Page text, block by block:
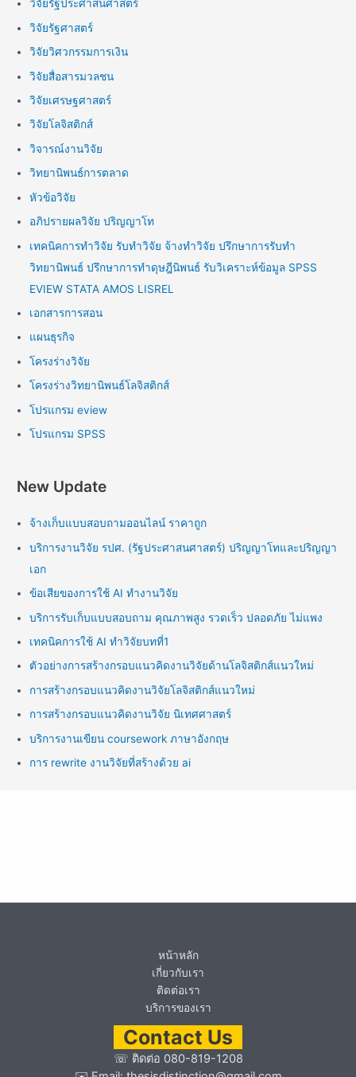
วิจัยรัฐประศาสนศาสตร์
วิจัยรัฐศาสตร์
วิจัยวิศวกรรมการเงิน
วิจัยสื่อสารมวลชน
วิจัยเศรษฐศาสตร์
วิจัยโลจิสติกส์
วิจารณ์งานวิจัย
วิทยานิพนธ์การตลาด
หัวข้อวิจัย
อภิปรายผลวิจัย ปริญญาโท
เทคนิคการทำวิจัย รับทำวิจัย จ้างทำวิจัย ปรึกษาการรับทำ
วิทยานิพนธ์ ปรึกษาการทำดุษฎีนิพนธ์ รับวิเคราะห์ข้อมูล SPSS
EVIEW STATA AMOS LISREL
เอกสารการสอน
แผนธุรกิจ
โครงร่างวิจัย
โครงร่างวิทยานิพนธ์โลจิสติกส์
โปรแกรม eview
โปรแกรม SPSS
New Update
จ้างเก็บแบบสอบถามออนไลน์ ราคาถูก
บริการงานวิจัย รปศ. (รัฐประศาสนศาสตร์) ปริญญาโทและปริญญา
เอก
ข้อเสียของการใช้ AI ทำงานวิจัย
บริการรับเก็บแบบสอบถาม คุณภาพสูง รวดเร็ว ปลอดภัย ไม่แพง
เทคนิคการใช้ AI ทำวิจัยบทที่1
ตัวอย่างการสร้างกรอบแนวคิดงานวิจัยด้านโลจิสติกส์แนวใหม่
การสร้างกรอบแนวคิดงานวิจัยโลจิสติกส์แนวใหม่
การสร้างกรอบแนวคิดงานวิจัย นิเทศศาสตร์
บริการงานเขียน coursework ภาษาอังกฤษ
การ rewrite งานวิจัยที่สร้างด้วย ai
หน้าหลัก
เกี่ยวกับเรา
ติดต่อเรา
บริการของเรา
Contact Us
☏ ติดต่อ 080-819-1208